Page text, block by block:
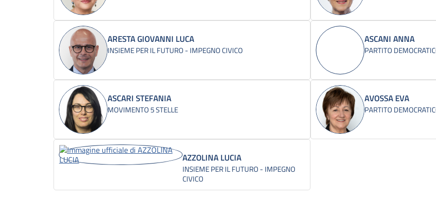
ARESTA GIOVANNI LUCA
INSIEME PER IL FUTURO - IMPEGNO CIVICO
ASCANI ANNA
PARTITO
ASCARI STEFANIA
MOVIMENTO 5 STELLE
AVOSSA EVA
PARTITO
AZZOLINA LUCIA
INSIEME PER IL FUTURO - IMPEGNO
CIVICO